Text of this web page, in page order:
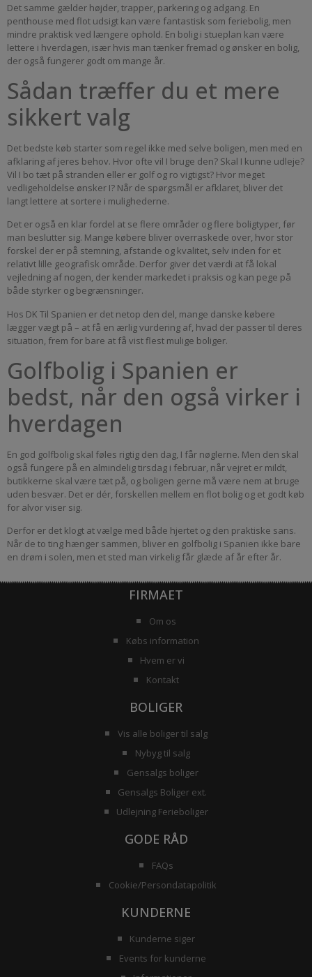
Det samme gælder højder, trapper, parkering og adgang. En
penthouse med flot udsigt kan være fantastisk som feriebolig, men
mindre praktisk ved længere ophold. En bolig i stueplan kan være
lettere i hverdagen, især hvis man tænker fremad og ønsker en bolig,
der også fungerer godt om mange år.
Sådan træffer du et mere
sikkert valg
Det bedste køb starter som regel ikke med selve boligen, men med en
afklaring af jeres behov. Hvor ofte vil I bruge den? Skal I kunne udleje?
Vil I bo tæt på stranden eller er golf og ro vigtigst? Hvor meget
vedligeholdelse ønsker I? Når de spørgsmål er afklaret, bliver det
langt lettere at sortere i mulighederne.
Det er også en klar fordel at se flere områder og flere boligtyper, før
man beslutter sig. Mange købere bliver overraskede over, hvor stor
forskel der er på stemning, afstande og kvalitet, selv inden for et
relativt lille geografisk område. Derfor giver det værdi at få lokal
vejledning af nogen, der kender markedet i praksis og kan pege på
både styrker og begrænsninger.
Hos DK Til Spanien er det netop den del, mange danske købere
lægger vægt på – at få en ærlig vurdering af, hvad der passer til deres
situation, frem for bare at få vist flest mulige boliger.
Golfbolig i Spanien er
bedst, når den også virker i
hverdagen
En god golfbolig skal føles rigtig den dag, I får nøglerne. Men den skal
også fungere på en almindelig tirsdag i februar, når vejret er mildt,
butikkerne skal være tæt på, og boligen gerne må være nem at bruge
uden besvær. Det er dér, forskellen mellem en flot bolig og et godt køb
for alvor viser sig.
Derfor er det klogt at vælge med både hjertet og den praktiske sans.
Når de to ting hænger sammen, bliver en golfbolig i Spanien ikke bare
en drøm i solen, men et sted man virkelig får glæde af år efter år.
FIRMAET
Om os
Købs information
Hvem er vi
Kontakt
BOLIGER
Vis alle boliger til salg
Nybyg til salg
Gensalgs boliger
Gensalgs Boliger ext.
Udlejning Ferieboliger
GODE RÅD
FAQs
Cookie/Persondatapolitik
KUNDERNE
Kunderne siger
Events for kunderne